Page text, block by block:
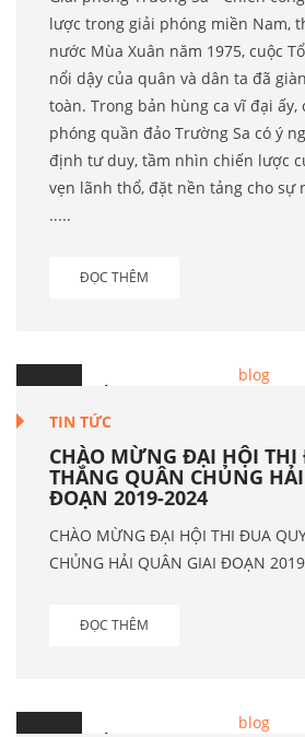
lược trong giải phóng miền Nam,
nước Mùa Xuân năm 1975, cuộc
nổi dậy của quân và dân ta đã
toàn. Trong bản hùng ca vĩ đại ấy,
phóng quần đảo Trường Sa có ý
định tư duy, tầm nhìn chiến lược
vẹn lãnh thổ, đặt nền tảng cho sự
.....
ĐỌC THÊM
23 Th.9
TIN TỨC
CHÀO MỪNG ĐẠI HỘI THI
THẮNG QUÂN CHỦNG
ĐOẠN 2019-2024
CHÀO MỪNG ĐẠI HỘI THI ĐUA
CHỦNG HẢI QUÂN GIAI ĐOẠN
ĐỌC THÊM